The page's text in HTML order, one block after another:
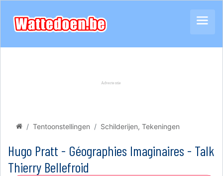
Tentoonstellingen Schilderijen, Tekeningen
Hugo Pratt - Géographies Imaginaires - Talk
Thierry Bellefroid